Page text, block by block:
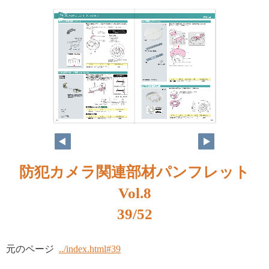
防犯カメラ関連部材パンフレット
Vol.8
39/52
元のページ ../index.html#39